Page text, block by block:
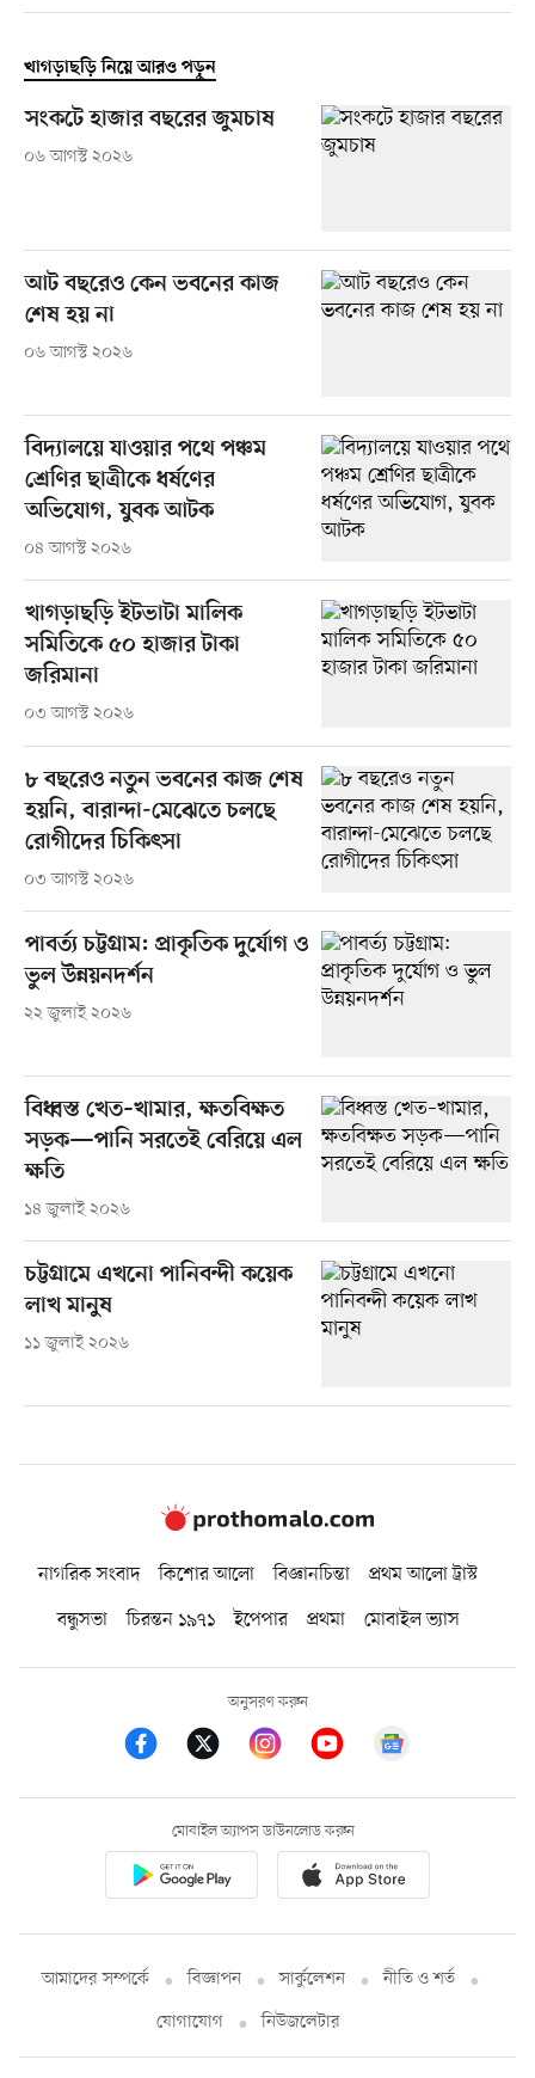
খাগড়াছড়ি নিয়ে আরও পড়ুন
সংকটে হাজার বছরের জুমচাষ
০৬ আগস্ট ২০২৬
আট বছরেও কেন ভবনের কাজ
শেষ হয় না
০৬ আগস্ট ২০২৬
বিদ্যালয়ে যাওয়ার পথে পঞ্চম
শ্রেণির ছাত্রীকে ধর্ষণের
অভিযোগ, যুবক আটক
০৪ আগস্ট ২০২৬
খাগড়াছড়ি ইটভাটা মালিক
সমিতিকে ৫০ হাজার টাকা
জরিমানা
০৩ আগস্ট ২০২৬
৮ বছরেও নতুন ভবনের কাজ শেষ
হয়নি, বারান্দা-মেঝেতে চলছে
রোগীদের চিকিৎসা
০৩ আগস্ট ২০২৬
পাবর্ত্য চট্টগ্রাম: প্রাকৃতিক দুর্যোগ ও
ভুল উন্নয়নদর্শন
২২ জুলাই ২০২৬
বিধ্বস্ত খেত–খামার, ক্ষতবিক্ষত
সড়ক—পানি সরতেই বেরিয়ে এল
ক্ষতি
১৪ জুলাই ২০২৬
চট্টগ্রামে এখনো পানিবন্দী কয়েক
লাখ মানুষ
১১ জুলাই ২০২৬
নাগরিক সংবাদ কিশোর আলো বিজ্ঞানচিন্তা
প্রথম আলো ট্রাস্ট
বন্ধুসভা
চিরন্তন ১৯৭১ ইপেপার প্রথমা মোবাইল ভ্যাস
অনুসরণ করুন
মোবাইল অ্যাপস ডাউনলোড করুন
আমাদের সম্পর্কে বিজ্ঞাপন সার্কুলেশন
নীতি ও শর্ত
যোগাযোগ
নিউজলেটার